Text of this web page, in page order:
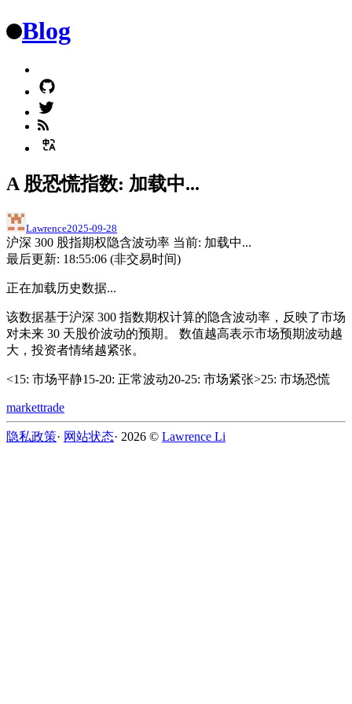
Blog
A 股恐慌指数: 加载中...
Lawrence2025-09-28
沪深 300 股指期权隐含波动率 当前: 加载中...
最后更新: 18:55:06 (非交易时间)
正在加载历史数据...
该数据基于沪深 300 指数期权计算的隐含波动率，反映了市场
对未来 30 天股价波动的预期。 数值越高表示市场预期波动越
大，投资者情绪越紧张。
<15: 市场平静15-20: 正常波动20-25: 市场紧张>25: 市场恐慌
markettrade
隐私政策· 网站状态· 2026 ©️ Lawrence Li